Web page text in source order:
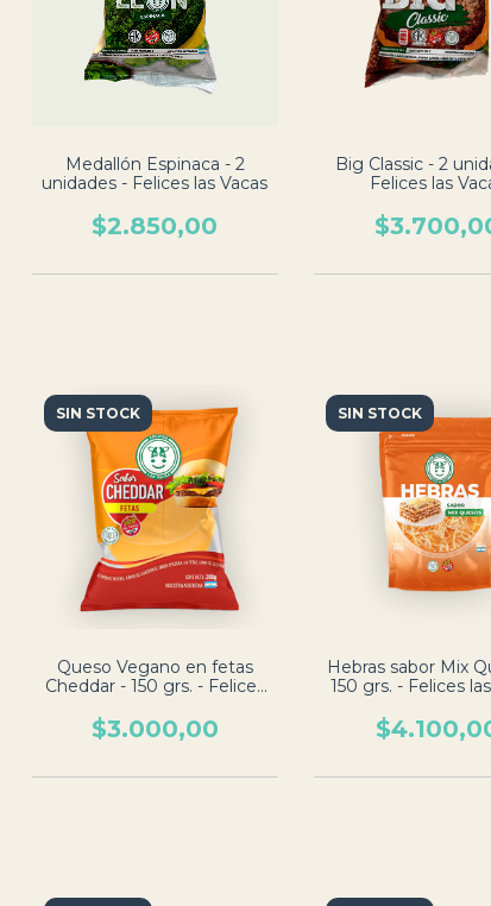
Medallón Espinaca - 2
unidades - Felices las Vacas
$2.850,00
Big Classic - 2
Felices las
SIN STOCK
Queso Vegano en fetas
Cheddar - 150 grs. - Felices
$3.000,00
SIN STOCK
Hebras sabor Mix
150 grs. - Felices